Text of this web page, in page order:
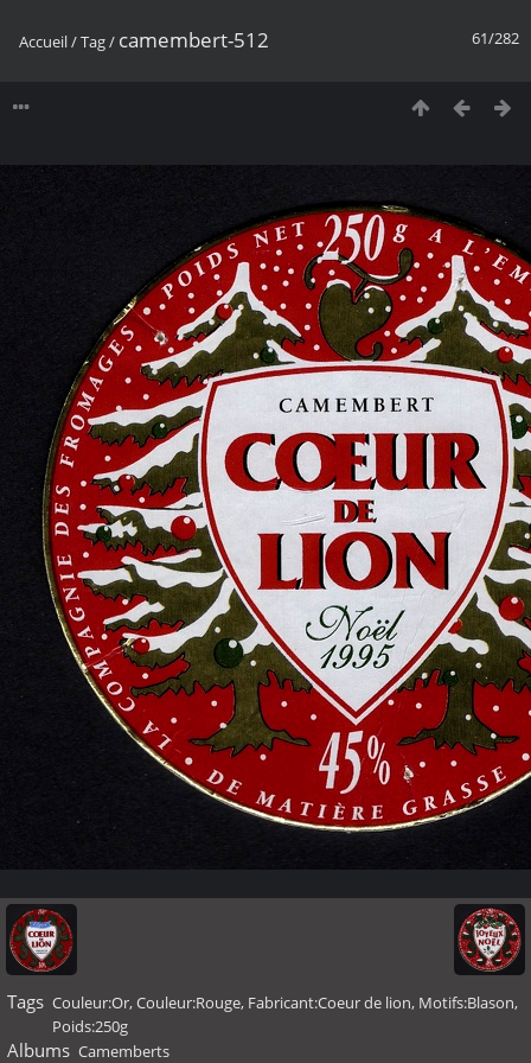
61/282
Accueil/Tag/ camembert-512
Tags Couleur:Or,Couleur:Rouge, Fabricant:Coeur de lion, Motifs:Blason,
Poids:250g
Albums Camemberts